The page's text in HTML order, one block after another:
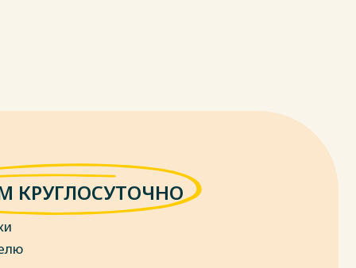
КРУГЛОСУТОЧНО